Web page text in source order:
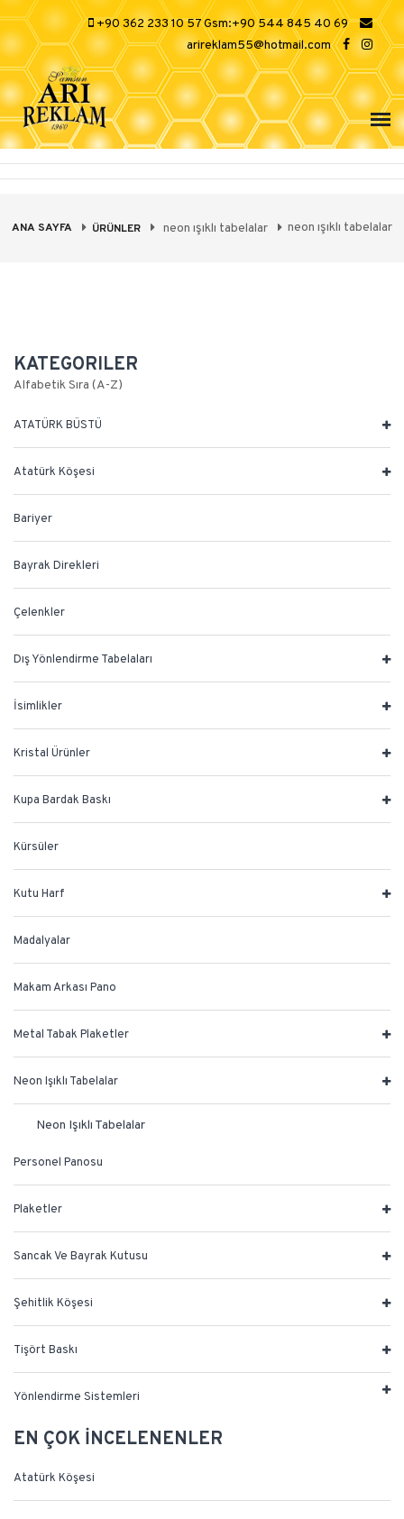
+90 362 233 10 57 Gsm:+90 544 845 40 69
arireklam55@hotmail.com
ANA SAYFA ÜRÜNLER neon ışıklı tabelalar neon ışıklı tabelalar
KATEGORILER
Alfabetik Sıra (A-Z)
ATATÜRK BÜSTÜ
Atatürk Köşesi
Bariyer
Bayrak Direkleri
Çelenkler
Dış Yönlendirme Tabelaları
İsimlikler
Kristal Ürünler
Kupa Bardak Baskı
Kürsüler
Kutu Harf
Madalyalar
Makam Arkası Pano
Metal Tabak Plaketler
Neon Işıklı Tabelalar
Neon Işıklı Tabelalar
Personel Panosu
Plaketler
Sancak Ve Bayrak Kutusu
Şehitlik Köşesi
Tişört Baskı
Yönlendirme Sistemleri
EN ÇOK İNCELENENLER
Atatürk Köşesi